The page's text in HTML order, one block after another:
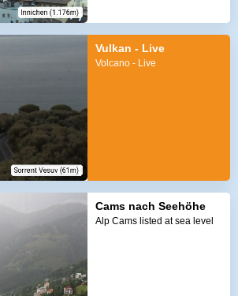
Vulkan - Live
Volcano - Live
Cams nach Seehöhe
Alp Cams listed at sea level